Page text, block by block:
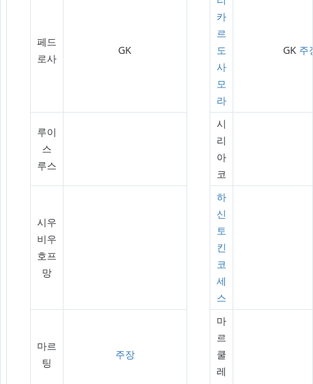
페드
로사
GK
카
르
도
사
모
라
GK 주
루이
스
루스
시
리
아
코
시우
비우
호프
망
하
신
토
킨
코
세
스
마르
팅
주장
마
르
쿨
레